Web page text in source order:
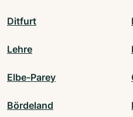
Ditfurt
Lehre
Elbe-Parey
Bördeland